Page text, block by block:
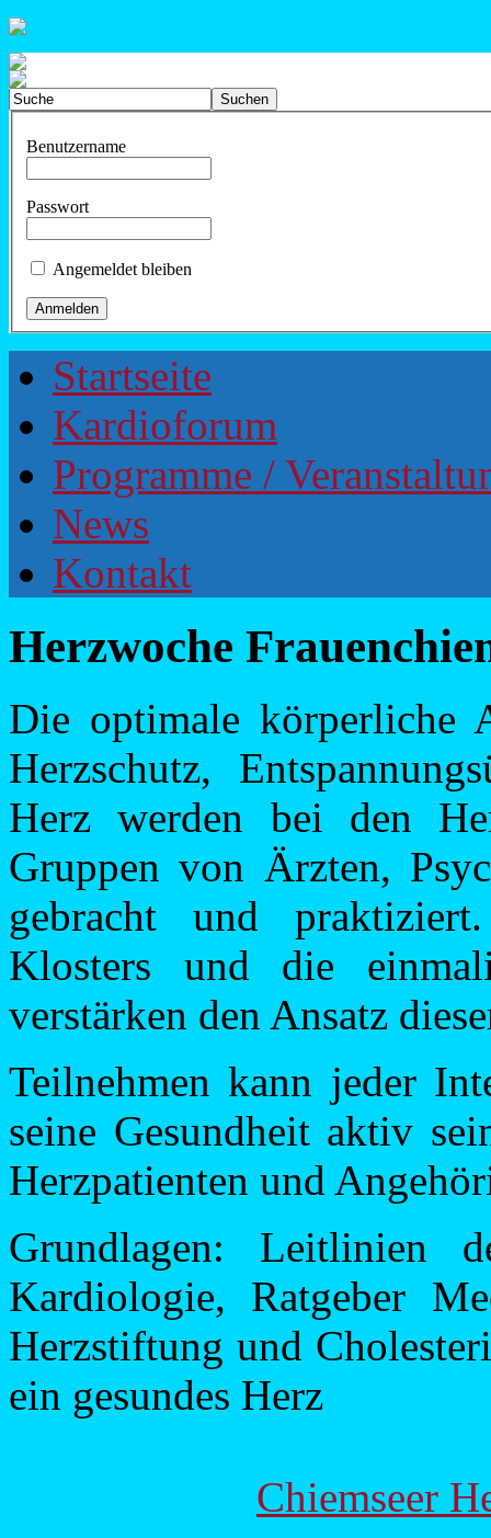
Benutzername
Passwort
Angemeldet bleiben
Startseite
Kardioforum
Programme /
News
Kontakt
Herzwoche
Die optimale körperliche
Herzschutz,
Herz werden bei den
Gruppen von Ärzten,
gebracht und
Klosters und die
verstärken den Ansatz
Teilnehmen kann jeder
seine Gesundheit aktiv
Herzpatienten und
Grundlagen: Leitlinien
Kardiologie, Ratgeber
Herzstiftung und
ein gesundes Herz
Chiemseer